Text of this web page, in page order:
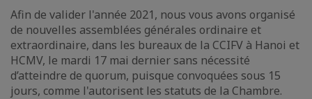
Afin de valider l'année 2021, nous vous avons organisé
de nouvelles assemblées générales ordinaire et
extraordinaire, dans les bureaux de la CCIFV à Hanoi et
HCMV, le mardi 17 mai dernier sans nécessité
d’atteindre de quorum, puisque convoquées sous 15
jours, comme l'autorisent les statuts de la Chambre.